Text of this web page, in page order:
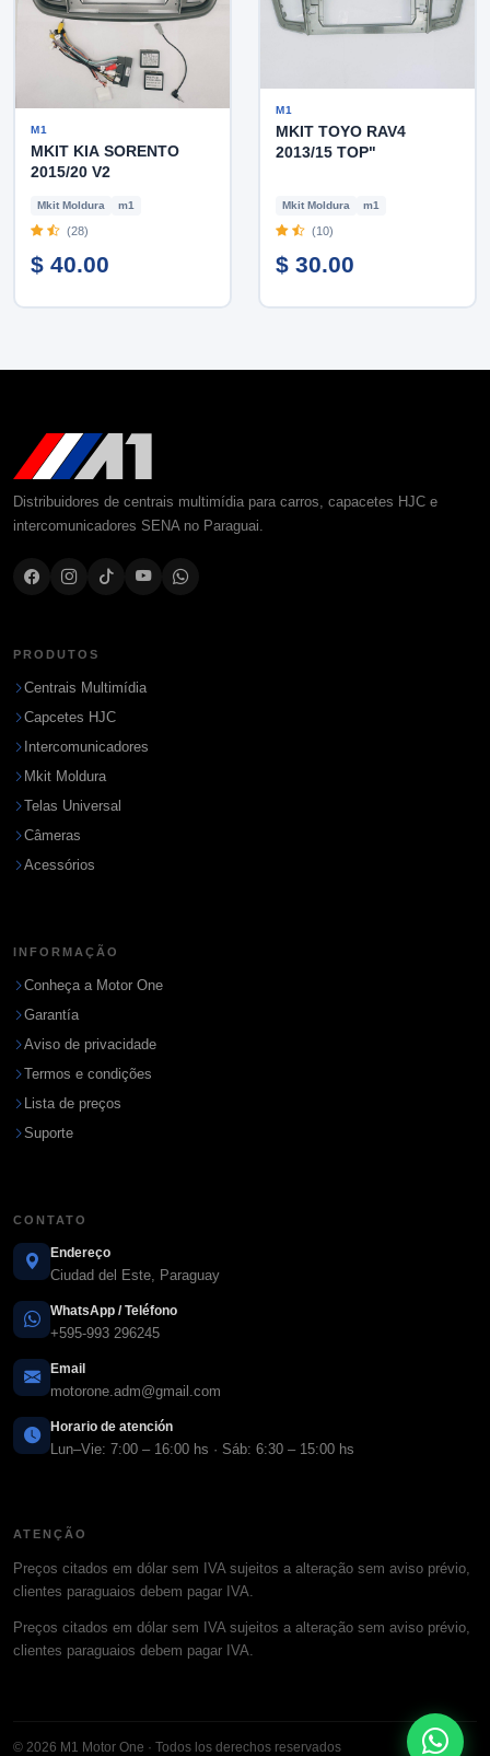
M1
MKIT KIA SORENTO
2015/20 V2
Mkit Moldura m1
(28)
$ 40.00
M1
MKIT TOYO RAV4
2013/15 TOP"
Mkit Moldura m1
(10)
$ 30.00
Distribuidores de centrais multimídia para carros, capacetes HJC e
intercomunicadores SENA no Paraguai.
PRODUTOS
Centrais Multimídia
Capcetes HJC
Intercomunicadores
Mkit Moldura
Telas Universal
Câmeras
Acessórios
INFORMAÇÃO
Conheça a Motor One
Garantía
Aviso de privacidade
Termos e condições
Lista de preços
Suporte
CONTATO
Endereço
Ciudad del Este, Paraguay
WhatsApp / Teléfono
+595-993 296245
Email
motorone.adm@gmail.com
Horario de atención
Lun–Vie: 7:00 – 16:00 hs · Sáb: 6:30 – 15:00 hs
ATENÇÃO
Preços citados em dólar sem IVA sujeitos a alteração sem aviso prévio,
clientes paraguaios debem pagar IVA.
Preços citados em dólar sem IVA sujeitos a alteração sem aviso prévio,
clientes paraguaios debem pagar IVA.
© 2026 M1 Motor One · Todos los derechos reservados